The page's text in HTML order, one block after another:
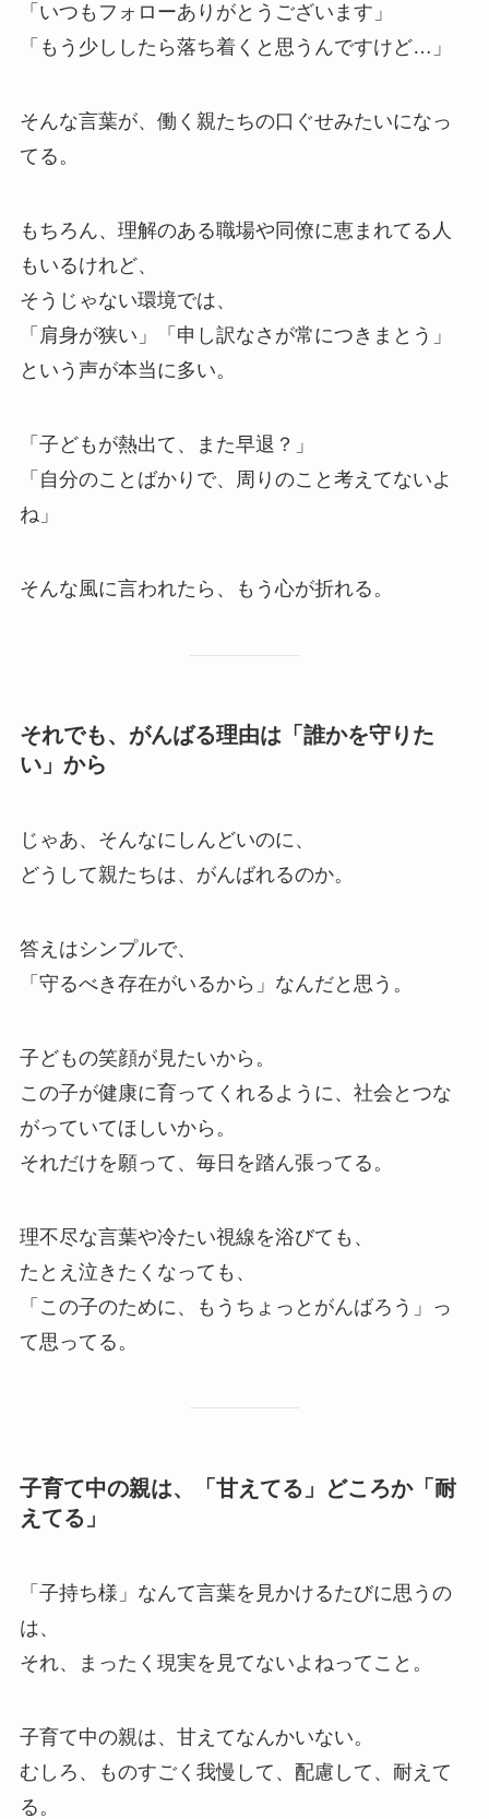
「いつもフォローありがとうございます」
「もう少ししたら落ち着くと思うんですけど…」
そんな言葉が、働く親たちの口ぐせみたいになっ
てる。
もちろん、理解のある職場や同僚に恵まれてる人
もいるけれど、
そうじゃない環境では、
「肩身が狭い」「申し訳なさが常につきまとう」
という声が本当に多い。
「子どもが熱出て、また早退？」
「自分のことばかりで、周りのこと考えてないよ
ね」
そんな風に言われたら、もう心が折れる。
それでも、がんばる理由は「誰かを守りた
い」から
じゃあ、そんなにしんどいのに、
どうして親たちは、がんばれるのか。
答えはシンプルで、
「守るべき存在がいるから」なんだと思う。
子どもの笑顔が見たいから。
この子が健康に育ってくれるように、社会とつな
がっていてほしいから。
それだけを願って、毎日を踏ん張ってる。
理不尽な言葉や冷たい視線を浴びても、
たとえ泣きたくなっても、
「この子のために、もうちょっとがんばろう」っ
て思ってる。
子育て中の親は、「甘えてる」どころか「耐
えてる」
「子持ち様」なんて言葉を見かけるたびに思うの
は、
それ、まったく現実を見てないよねってこと。
子育て中の親は、甘えてなんかいない。
むしろ、ものすごく我慢して、配慮して、耐えて
る。